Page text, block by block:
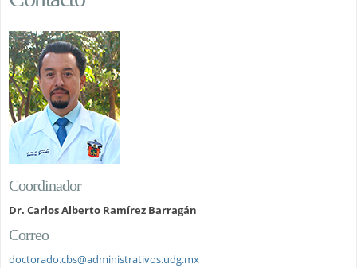
Coordinador
Dr. Carlos Alberto Ramírez Barragán
Correo
doctorado.cbs@administrativos.udg.mx